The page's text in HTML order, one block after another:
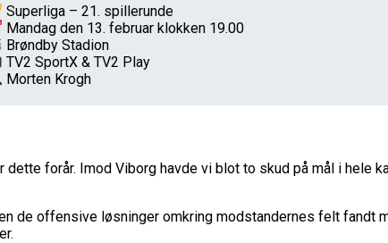
Superliga – 21. spillerunde
Mandag den 13. februar klokken 19.00
Brøndby Stadion
TV2 SportX & TV2 Play
Morten Krogh
forår. Imod Viborg havde vi blot to skud på mål i hele
de offensive løsninger omkring modstandernes felt